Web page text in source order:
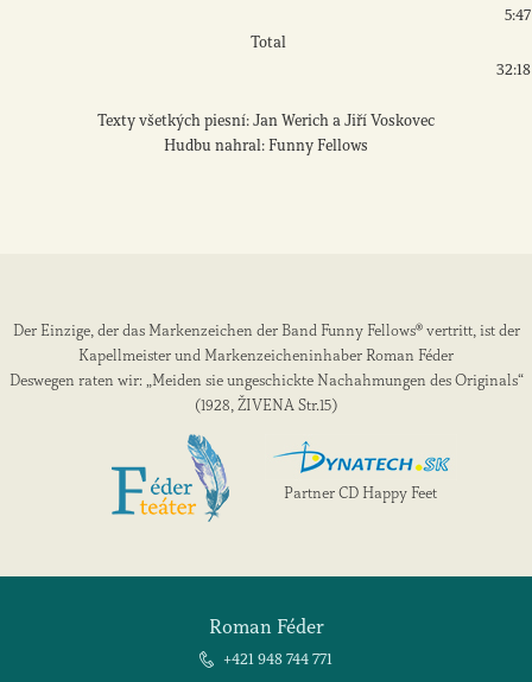
5:47
Total
32:18
Texty všetkých piesní: Jan Werich a Jiří Voskovec
Hudbu nahral: Funny Fellows
Der Einzige, der das Markenzeichen der Band Funny Fellows® vertritt, ist der
Kapellmeister und Markenzeicheninhaber Roman Féder
Deswegen raten wir: „Meiden sie ungeschickte Nachahmungen des Originals“
(1928, ŽIVENA Str.15)
Partner CD Happy Feet
Roman Féder
+421 948 744 771